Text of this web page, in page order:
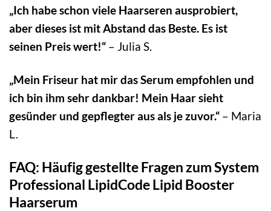
„Ich habe schon viele Haarseren ausprobiert,
aber dieses ist mit Abstand das Beste. Es ist
seinen Preis wert!“ – Julia S.
„Mein Friseur hat mir das Serum empfohlen und
ich bin ihm sehr dankbar! Mein Haar sieht
gesünder und gepflegter aus als je zuvor.“ – Maria
L.
FAQ: Häufig gestellte Fragen zum System
Professional LipidCode Lipid Booster
Haarserum